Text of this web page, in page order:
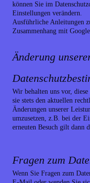
können Sie im
Einstellungen verändern.
Ausführliche Anleitungen
Zusammenhang mit
Änderung
Wir behalten uns vor,
sie stets den aktuellen
Änderungen unserer
umzusetzen, z.B. bei der
erneuten Besuch gilt dann
Fragen zum
Wenn Sie Fragen zum